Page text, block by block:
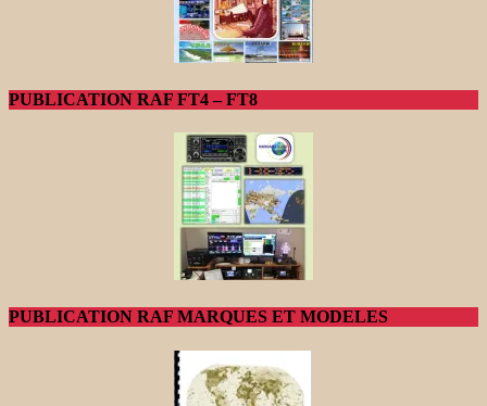
PUBLICATION RAF FT4 – FT8
PUBLICATION RAF MARQUES ET MODELES